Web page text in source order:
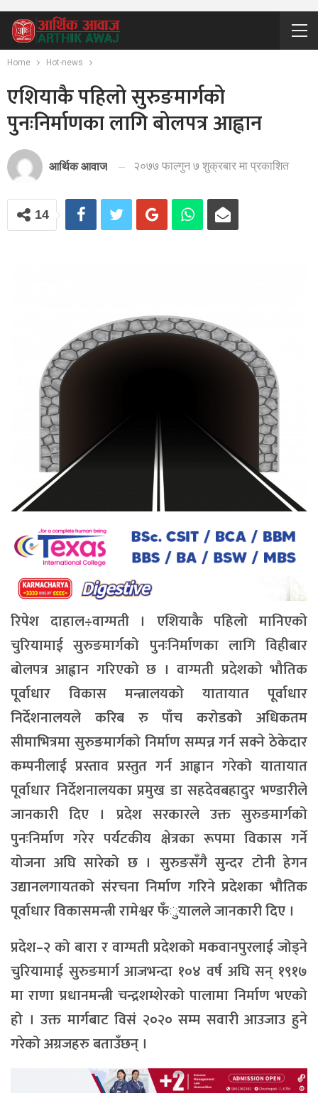
Home Hot-news
एशियाकै पहिलो सुरुङमार्गको
पुनःनिर्माणका लागि बोलपत्र आह्वान
आर्थिक आवाज २०७७ फाल्गुन ७ शुक्रबार मा प्रकाशित
14
रिपेश दाहाल÷वाग्मती । एशियाकै पहिलो मानिएको
चुरियामाई सुरुङमार्गको पुनःनिर्माणका लागि विहीबार
बोलपत्र आह्वान गरिएको छ । वाग्मती प्रदेशको भौतिक
पूर्वाधार विकास मन्त्रालयको यातायात पूर्वाधार
निर्देशनालयले करिब रु पाँच करोडको अधिकतम
सीमाभित्रमा सुरुङमार्गको निर्माण सम्पन्न गर्न सक्ने ठेकेदार
कम्पनीलाई प्रस्ताव प्रस्तुत गर्न आह्वान गरेको यातायात
पूर्वाधार निर्देशनालयका प्रमुख डा सहदेवबहादुर भण्डारीले
जानकारी दिए । प्रदेश सरकारले उक्त सुरुङमार्गको
पुनःनिर्माण गरेर पर्यटकीय क्षेत्रका रूपमा विकास गर्ने
योजना अघि सारेको छ । सुरुङसँगै सुन्दर टोनी हेगन
उद्यानलगायतको संरचना निर्माण गरिने प्रदेशका भौतिक
पूर्वाधार विकासमन्त्री रामेश्वर फँुयालले जानकारी दिए ।
प्रदेश–२ को बारा र वाग्मती प्रदेशको मकवानपुरलाई जोड्ने
चुरियामाई सुरुङमार्ग आजभन्दा १०४ वर्ष अघि सन् १९१७
मा राणा प्रधानमन्त्री चन्द्रशम्शेरको पालामा निर्माण भएको
हो । उक्त मार्गबाट विसं २०२० सम्म सवारी आउजाउ हुने
गरेको अग्रजहरु बताउँछन् ।